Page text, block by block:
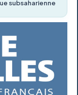
subsaharienne